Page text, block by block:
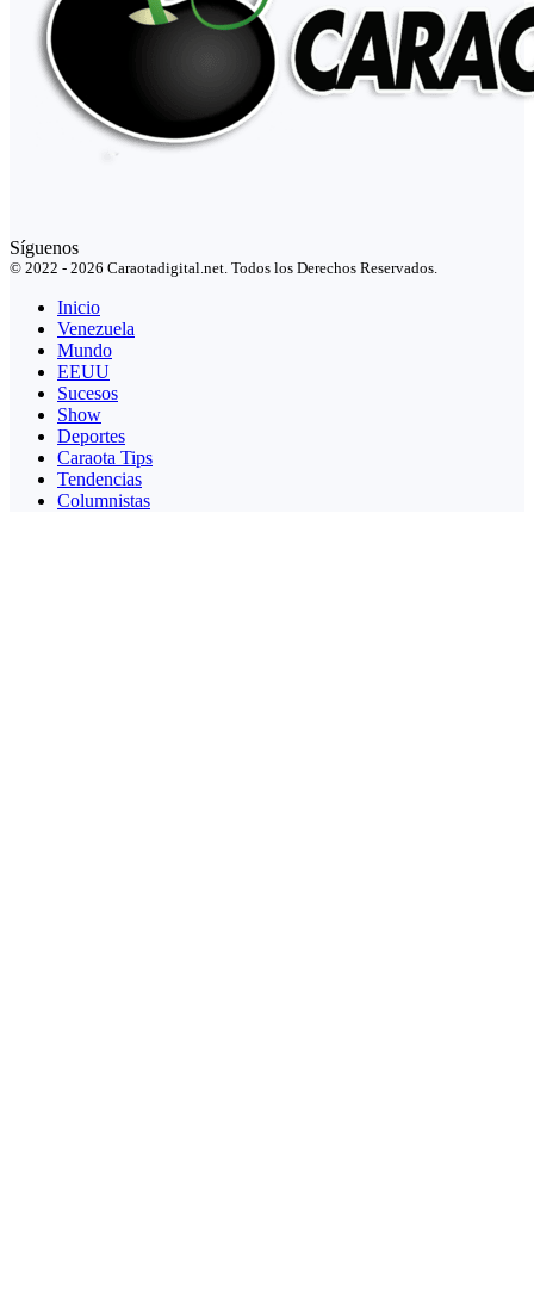
Síguenos
© 2022 - 2026 Caraotadigital.net. Todos los Derechos Reservados.
Inicio
Venezuela
Mundo
EEUU
Sucesos
Show
Deportes
Caraota Tips
Tendencias
Columnistas